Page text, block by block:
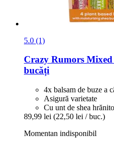
5.0 (1)
Crazy Rumors
bucăți
4x balsam de buze a
Asigură varietate
Cu unt de shea
89,99 lei (22,50 lei / buc.)
Momentan indisponibil